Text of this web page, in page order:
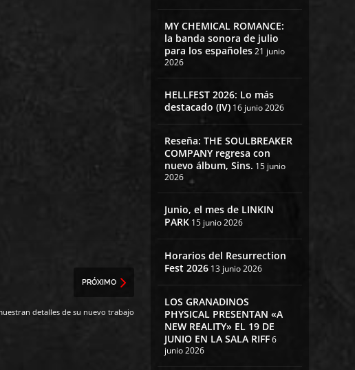
PRÓXIMO
detalles de su nuevo trabajo
MY CHEMICAL ROMANCE:
la banda sonora de julio
para los españoles21 junio
2026
HELLFEST 2026: Lo más
destacado (IV) 16 junio 2026
Reseña: THE SOULBREAKER
COMPANY regresa con
nuevo álbum, Sins. 15 junio
2026
Junio, el mes de LINKIN
PARK 15 junio 2026
Horarios del Resurrection
Fest 2026 13 junio 2026
LOS GRANADINOS
PHYSICAL PRESENTAN «A
NEW REALITY» EL 19 DE
JUNIO EN LA SALA RIFF6
junio 2026